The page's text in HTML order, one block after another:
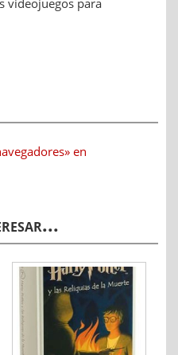
videojuegos para
en